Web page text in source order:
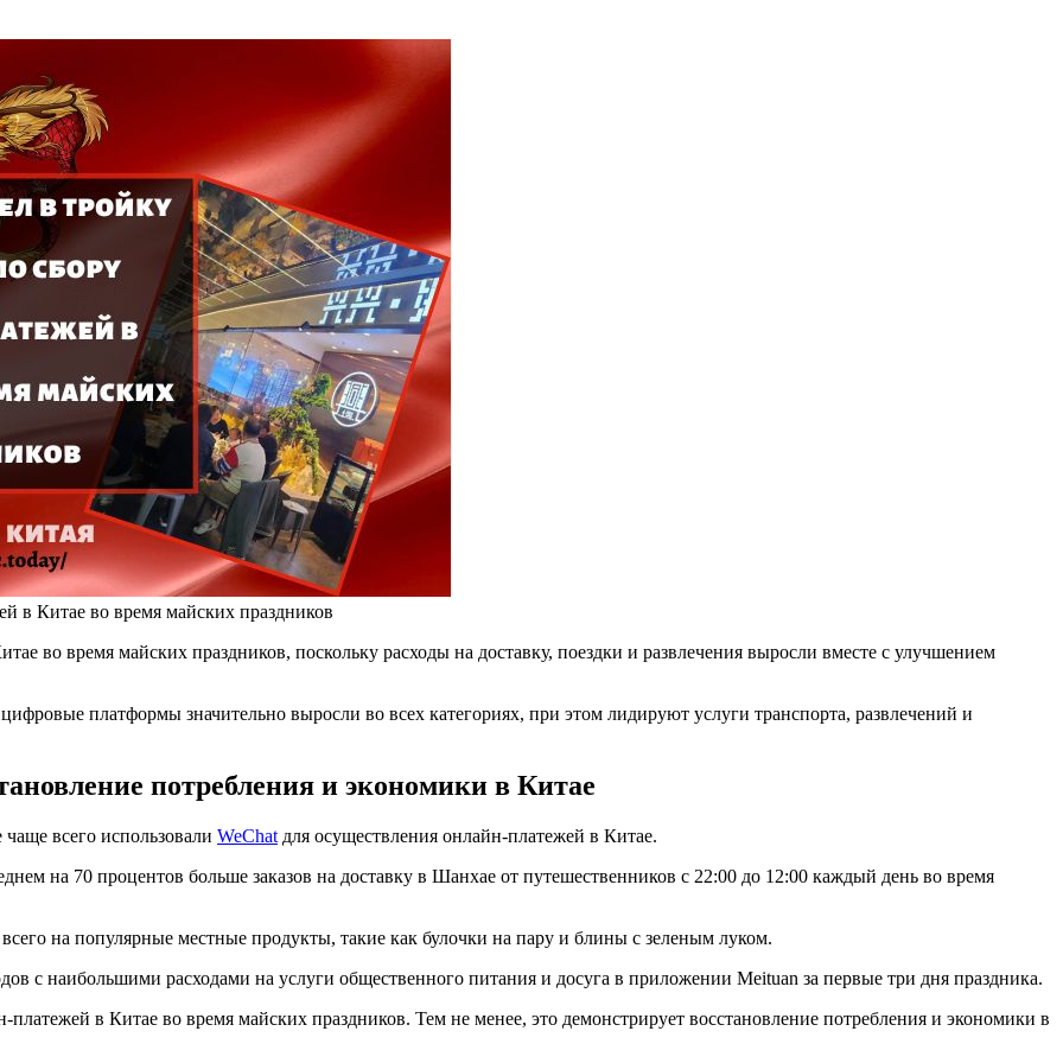
в Китае во время майских праздников
во время майских праздников, поскольку расходы на доставку, поездки и развлечения выросли вместе с улучшением
платформы значительно выросли во всех категориях, при этом лидируют услуги транспорта, развлечений и
потребления и экономики в Китае
всего использовали WeChat для осуществления онлайн-платежей в Китае.
на 70 процентов больше заказов на доставку в Шанхае от путешественников с 22:00 до 12:00 каждый день во время
на популярные местные продукты, такие как булочки на пару и блины с зеленым луком.
с наибольшими расходами на услуги общественного питания и досуга в приложении Meituan за первые три дня праздника.
в Китае во время майских праздников. Тем не менее, это демонстрирует восстановление потребления и экономики в